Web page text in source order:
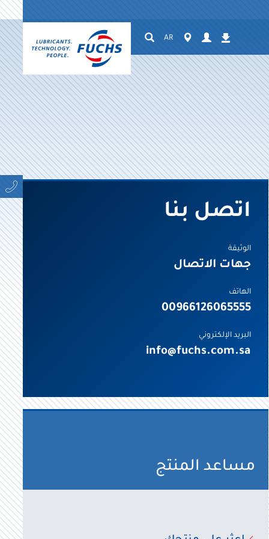
التنزيلات
Login
Worldwide
AR
Suchen
اتصل بنا
الوثيقة
جهات الاتصال
الهاتف
00966126065555
البريد الإلكتروني
info@fuchs.com.sa
مساعد المنتج